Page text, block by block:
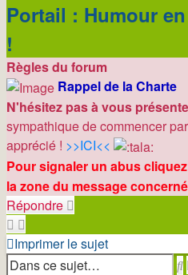
Portail : Humour
!
Règles du forum
Rappel de la Charte
N'hésitez pas à vous
sympathique de commencer
apprécié ! >>ICI<<
Pour signaler un abus
la zone du message
Répondre
Imprimer le sujet